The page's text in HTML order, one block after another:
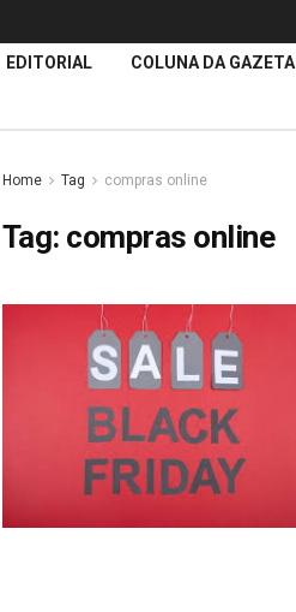
EDITORIAL COLUNA DA GAZETA
Home Tag compras online
Tag: compras online